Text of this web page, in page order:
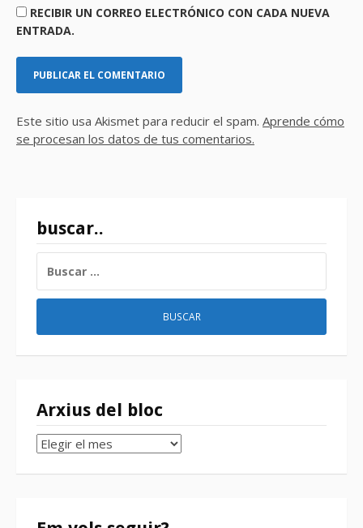
RECIBIR UN CORREO ELECTRÓNICO CON CADA NUEVA
ENTRADA.
Este sitio usa Akismet para reducir el spam. Aprende cómo
se procesan los datos de tus comentarios.
buscar..
Arxius del bloc
Arxius
bloc